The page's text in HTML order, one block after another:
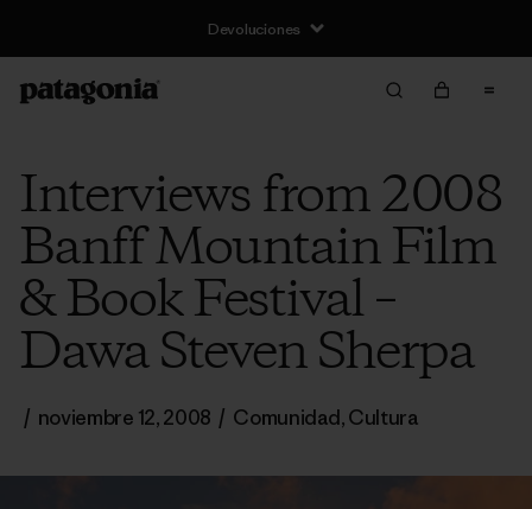
Devoluciones
Interviews from 2008
Banff Mountain Film
& Book Festival –
Dawa Steven Sherpa
/ noviembre 12, 2008 / Comunidad,Cultura